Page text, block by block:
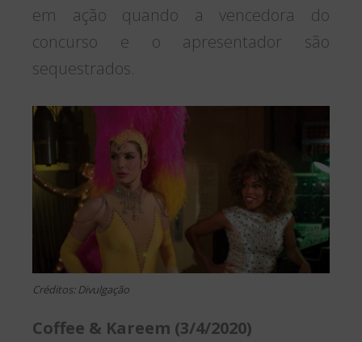
em ação quando a vencedora do
concurso e o apresentador são
sequestrados.
Créditos: Divulgação
Coffee & Kareem (3/4/2020)